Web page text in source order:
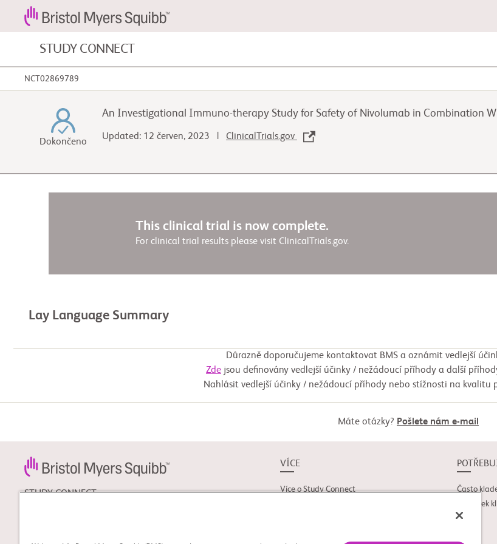
STUDY CONNECT
onemocnění krve
Kardiovaskulární onemocnění
Fibróza
soustavy
NCT02869789
Dokončeno
An Investigational Immuno-therapy Study for Safety of Nivolumab in Combination
Updated: 12 červen, 2023 | ClinicalTrials.gov
This clinical trial is now complete.
For clinical trial results please visit ClinicalTrials.gov.
Lay Language Summary
Důrazně doporučujeme kontaktovat BMS a oznámit vedlejší
Zde jsou definovány vedlejší účinky / nežádoucí příhody a další
Nahlásit vedlejší účinky / nežádoucí příhody nebo stížnosti na kvalitu
Máte otázky? Pošlete nám e-mail
STUDY CONNECT
VÍCE
Více o Study Connect
Často
Slovníček